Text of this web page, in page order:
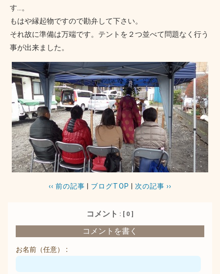
す...。
もはや縁起物ですので勘弁して下さい。
それ故に準備は万端です。テントを２つ並べて問題なく行う
事が出来ました。
‹‹ 前の記事 ブログTOP 次の記事 ››
コメント : [ 0 ]
コメントを書く
お名前 （任意）